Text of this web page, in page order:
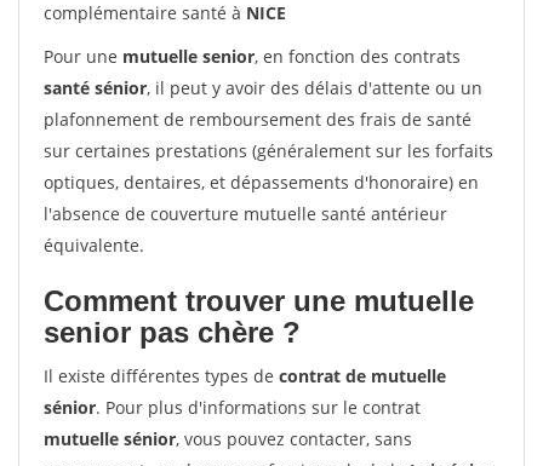
complémentaire santé à NICE
Pour une mutuelle senior, en fonction des contrats
santé sénior, il peut y avoir des délais d'attente ou un
plafonnement de remboursement des frais de santé
sur certaines prestations (généralement sur les forfaits
optiques, dentaires, et dépassements d'honoraire) en
l'absence de couverture mutuelle santé antérieur
équivalente.
Comment trouver une mutuelle
senior pas chère ?
Il existe différentes types de contrat de mutuelle
sénior. Pour plus d'informations sur le contrat
mutuelle sénior, vous pouvez contacter, sans